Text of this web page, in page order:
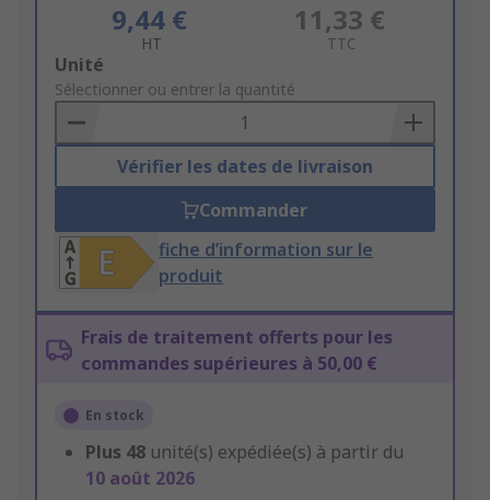
9,44 €
HT
11,33 €
TTC
Add
to
Basket
Unité
Sélectionner ou entrer la quantité
Vérifier les dates de livraison
Commander
fiche d’information sur le
produit
Frais de traitement offerts pour les
commandes supérieures à 50,00 €
En stock
Plus 48 unité(s) expédiée(s) à partir du
10 août 2026